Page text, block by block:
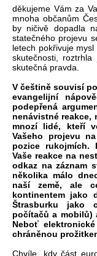
děkujeme Vám za
mnoha občanům
by ničivě dopadla
statečného projevu
letech pokřivuje
skutečnosti,
skutečná pravda.
V češtině souvisí
evangelijní
podepřená
nenávistné
mnozí lidé, kteří
Vašeho projevu
pozice
Vaše reakce na
odkaz na záznam
několika málo
naší země, ale
kontinentem jako
Štrasburku jako
počítačů a mobilů)
Neboť
chráněnou
Chvíle, kdy část